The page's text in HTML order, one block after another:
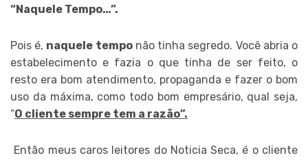
“Naquele Tempo…”.
Pois é, naquele temponão tinha segredo. Você abria o
estabelecimento e fazia o que tinha de ser feito, o
resto era bom atendimento, propaganda e fazer o bom
uso da máxima, como todo bom empresário, qual seja,
“O cliente sempre tem a razão”.
Então meus caros leitores do Noticia Seca, é o cliente